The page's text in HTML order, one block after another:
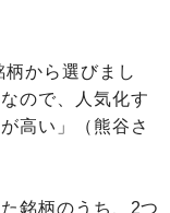
から選びまし
ので、人気化す
高い」（熊谷さ
銘柄のうち、2つ